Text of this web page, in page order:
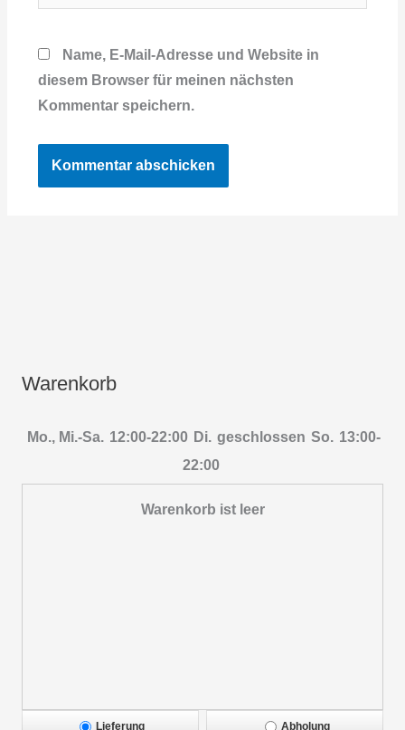
Name, E-Mail-Adresse und Website in
diesem Browser für meinen nächsten
Kommentar speichern.
Warenkorb
Mo., Mi.-Sa. 12:00-22:00 Di. geschlossen So. 13:00-
22:00
Warenkorb ist leer
Lieferung Abholung